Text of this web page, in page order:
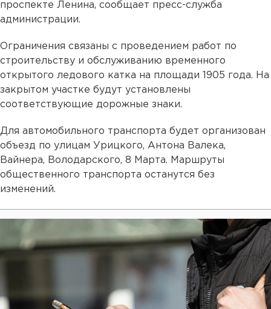
проспекте Ленина, сообщает пресс-служба
администрации.
Ограничения связаны с проведением работ по
строительству и обслуживанию временного
открытого ледового катка на площади 1905 года. На
закрытом участке будут установлены
соответствующие дорожные знаки.
Для автомобильного транспорта будет организован
объезд по улицам Урицкого, Антона Валека,
Вайнера, Володарского, 8 Марта. Маршруты
общественного транспорта останутся без
изменений.